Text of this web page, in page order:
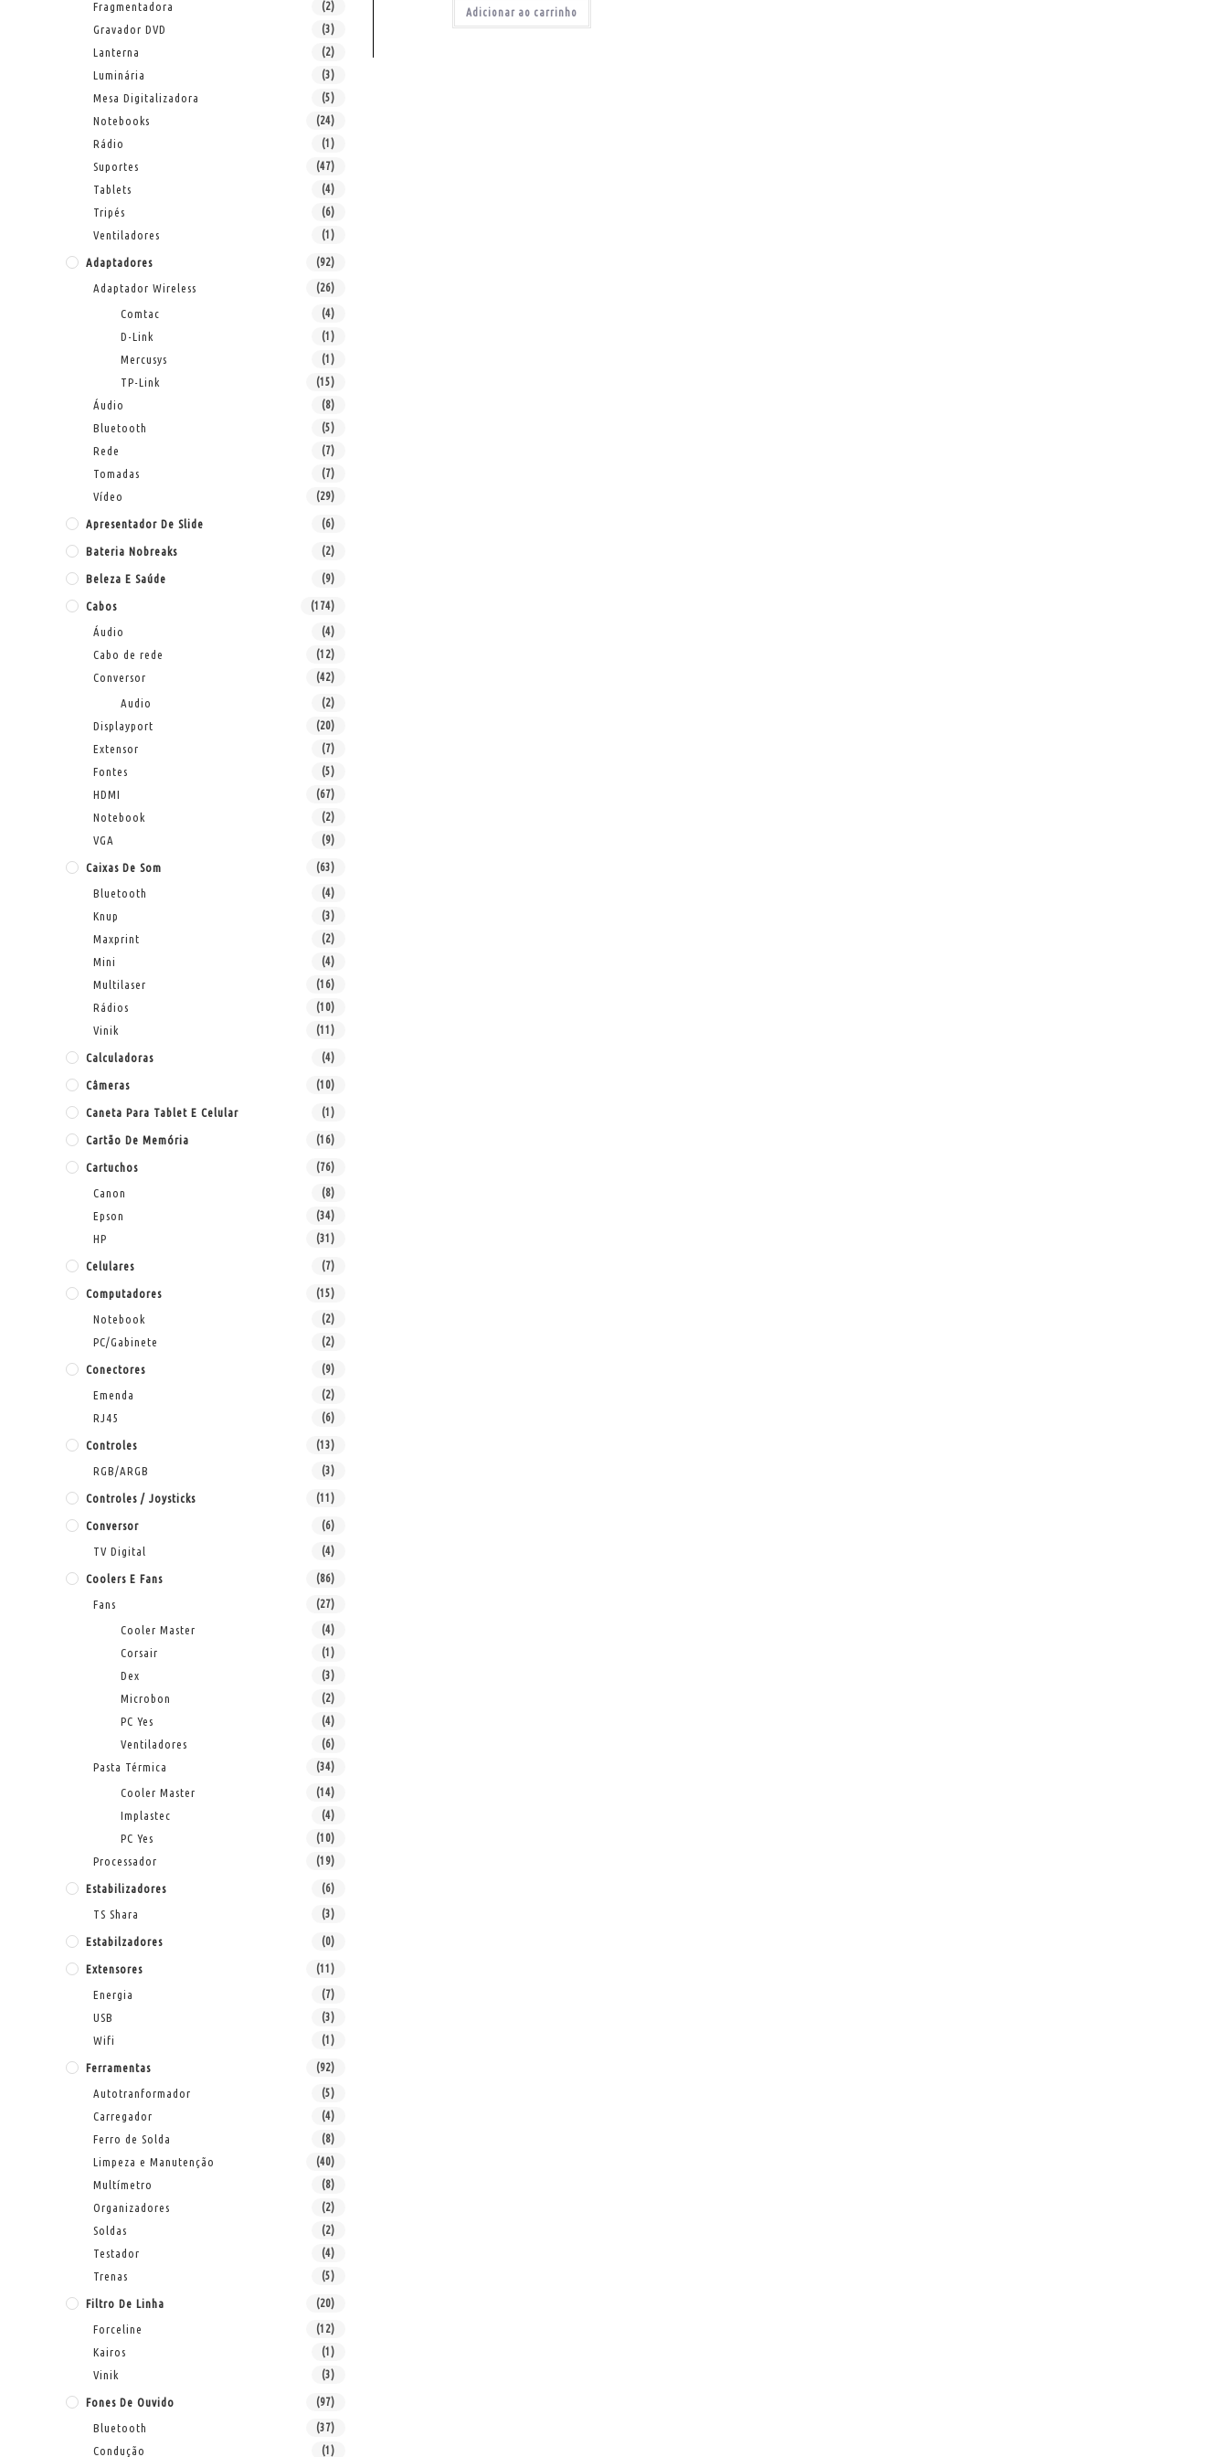
Adicionar ao carrinho
Fragmentadora (2)
Gravador DVD (3)
Lanterna (2)
Luminária (3)
Mesa Digitalizadora (5)
Notebooks (24)
Rádio (1)
Suportes (47)
Tablets (4)
Tripés (6)
Ventiladores (1)
Adaptadores (92)
Adaptador Wireless (26)
Comtac (4)
D-Link (1)
Mercusys (1)
TP-Link (15)
Áudio (8)
Bluetooth (5)
Rede (7)
Tomadas (7)
Vídeo (29)
Apresentador De Slide (6)
Bateria Nobreaks (2)
Beleza E Saúde (9)
Cabos (174)
Áudio (4)
Cabo de rede (12)
Conversor (42)
Audio (2)
Displayport (20)
Extensor (7)
Fontes (5)
HDMI (67)
Notebook (2)
VGA (9)
Caixas De Som (63)
Bluetooth (4)
Knup (3)
Maxprint (2)
Mini (4)
Multilaser (16)
Rádios (10)
Vinik (11)
Calculadoras (4)
Câmeras (10)
Caneta Para Tablet E Celular (1)
Cartão De Memória (16)
Cartuchos (76)
Canon (8)
Epson (34)
HP (31)
Celulares (7)
Computadores (15)
Notebook (2)
PC/Gabinete (2)
Conectores (9)
Emenda (2)
RJ45 (6)
Controles (13)
RGB/ARGB (3)
Controles / Joysticks (11)
Conversor (6)
TV Digital (4)
Coolers E Fans (86)
Fans (27)
Cooler Master (4)
Corsair (1)
Dex (3)
Microbon (2)
PC Yes (4)
Ventiladores (6)
Pasta Térmica (34)
Cooler Master (14)
Implastec (4)
PC Yes (10)
Processador (19)
Estabilizadores (6)
TS Shara (3)
Estabilzadores (0)
Extensores (11)
Energia (7)
USB (3)
Wifi (1)
Ferramentas (92)
Autotranformador (5)
Carregador (4)
Ferro de Solda (8)
Limpeza e Manutenção (40)
Multímetro (8)
Organizadores (2)
Soldas (2)
Testador (4)
Trenas (5)
Filtro De Linha (20)
Forceline (12)
Kairos (1)
Vinik (3)
Fones De Ouvido (97)
Bluetooth (37)
Condução (1)